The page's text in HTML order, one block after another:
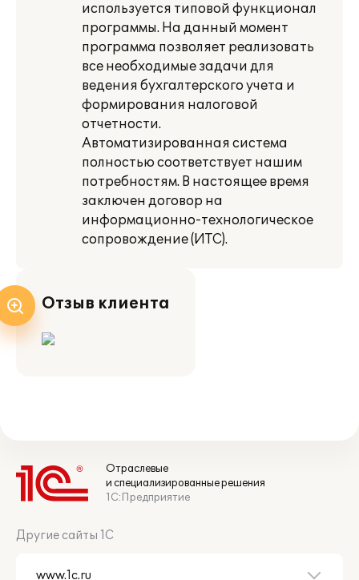
используется типовой функционал
программы. На данный момент
программа позволяет реализовать
все необходимые задачи для
ведения бухгалтерского учета и
формирования налоговой
отчетности.
Автоматизированная система
полностью соответствует нашим
потребностям. В настоящее время
заключен договор на
информационно-технологическое
сопровождение (ИТС).
Отзыв клиента
Отраслевые
и специализированные решения
1С:Предприятие
Другие сайты 1С